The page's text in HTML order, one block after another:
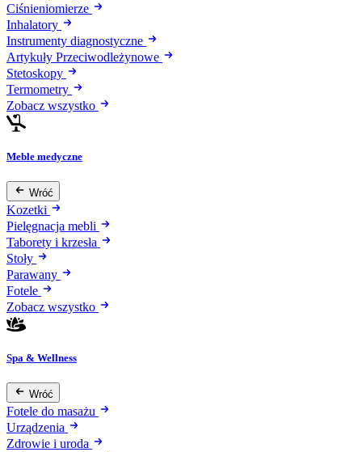
Ciśnieniomierze
Inhalatory
Instrumenty diagnostyczne
Artykuły Przeciwodleżynowe
Stetoskopy
Termometry
Zobacz wszystko
Meble medyczne
Wróć
Kozetki
Pielęgnacja mebli
Taborety i krzesła
Stoły
Parawany
Fotele
Zobacz wszystko
Spa & Wellness
Wróć
Fotele do masażu
Urządzenia
Zdrowie i uroda